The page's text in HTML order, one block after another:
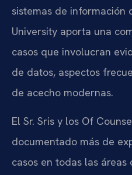
sistemas de información
University aporta una
casos que involucran
de datos, aspectos
de acecho modernas.
El Sr. Sris y los Of
documentado más de
casos en todas las